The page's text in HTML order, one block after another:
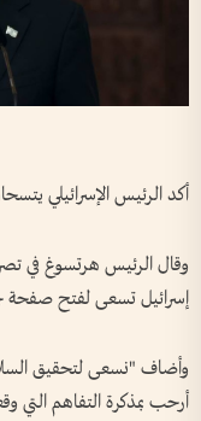
أكد الرئيس الإسرائيلي
وقال الرئيس هرتسوغ في
إسرائيل تسعى لفتح صفحة
وأضاف "نسعى لتحقيق السلام
أرحب بمذكرة التفاهم التي